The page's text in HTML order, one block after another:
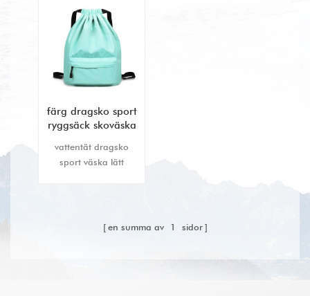
färg dragsko sport
ryggsäck skoväska
vattentät dragsko
sport väska lätt
en summa av 1 sidor